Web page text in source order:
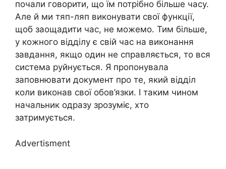
почали говорити, що їм потрібно більше часу.
Але й ми тяп-ляп виконувати свої функції,
щоб заощадити час, не можемо. Тим більше,
у кожного відділу є свій час на виконання
завдання, якщо один не справляється, то вся
система руйнується. Я пропонувала
заповнювати документ про те, який відділ
коли виконав свої обов’язки. І таким чином
начальник одразу зрозуміє, хто
затримується.
Advertisment